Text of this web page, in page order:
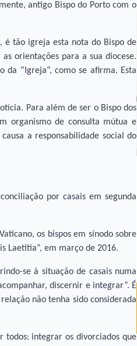
antigo Bispo do Porto com o
é tão igreja esta nota do Bispo de
as orientações para a sua diocese.
da “Igreja”, como se afirma. Esta
Para além de ser o Bispo dos
organismo de consulta mútua e
a responsabilidade social do
por casais em segunda
os bispos em sínodo sobre
Laetitia”, em março de 2016.
se à situação de casais numa
discernir e integrar”. É
não tenha sido considerada
todos: integrar os divorciados que